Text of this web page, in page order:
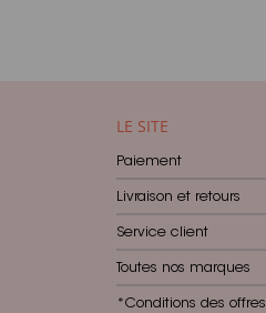
LE SITE
Paiement
Livraison et retours
Service client
Toutes nos marques
*Conditions des offres